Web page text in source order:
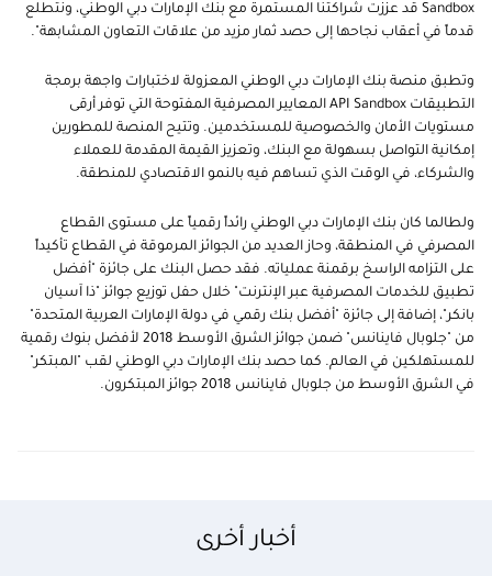
Sandbox قد عززت شراكتنا المستمرة مع بنك الإمارات دبي الوطني، ونتطلع
قدماً في أعقاب نجاحها إلى حصد ثمار مزيد من علاقات التعاون المشابهة".
وتطبق منصة بنك الإمارات دبي الوطني المعزولة لاختبارات واجهة برمجة
التطبيقات API Sandbox المعايير المصرفية المفتوحة التي توفر أرقى
مستويات الأمان والخصوصية للمستخدمين. وتتيح المنصة للمطورين
إمكانية التواصل بسهولة مع البنك، وتعزيز القيمة المقدمة للعملاء
والشركاء، في الوقت الذي تساهم فيه بالنمو الاقتصادي للمنطقة.
ولطالما كان بنك الإمارات دبي الوطني رائداً رقمياً على مستوى القطاع
المصرفي في المنطقة، وحاز العديد من الجوائز المرموقة في القطاع تأكيداً
على التزامه الراسخ برقمنة عملياته. فقد حصل البنك على جائزة "أفضل
تطبيق للخدمات المصرفية عبر الإنترنت" خلال حفل توزيع جوائز "ذا آسيان
بانكر"، إضافة إلى جائزة "أفضل بنك رقمي في دولة الإمارات العربية المتحدة"
من "جلوبال فاينانس" ضمن جوائز الشرق الأوسط 2018 لأفضل بنوك رقمية
للمستهلكين في العالم. كما حصد بنك الإمارات دبي الوطني لقب "المبتكر"
في الشرق الأوسط من جلوبال فاينانس 2018 جوائز المبتكرون.
أخبار أخرى